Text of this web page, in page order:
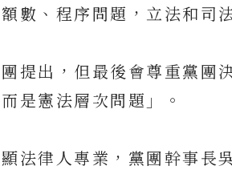
數、程序問題，立法和司
提出，但最後會尊重黨團
是憲法層次問題」。
法律人專業，黨團幹事長